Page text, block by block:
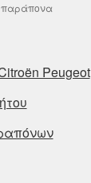
παράπονα
Peugeot